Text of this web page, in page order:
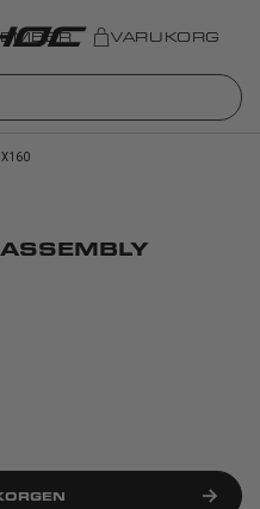
VARUKORG